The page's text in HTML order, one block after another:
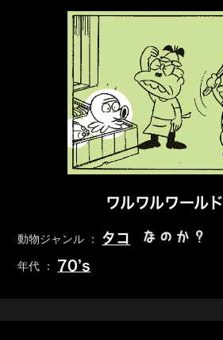
ワルワルワールド
動物ジャンル ： タコ なのか？
年代 ： 70’s